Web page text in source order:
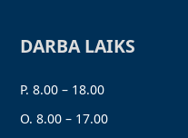
DARBA LAIKS
P. 8.00 – 18.00
O. 8.00 – 17.00